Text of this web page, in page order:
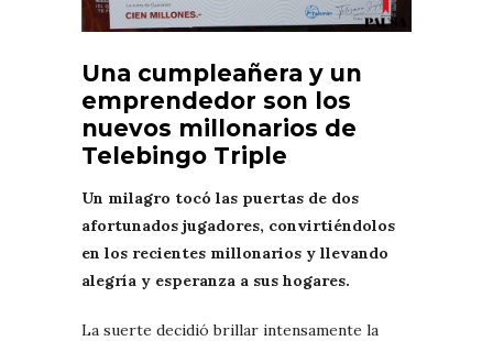
Una cumpleañera y un
emprendedor son los
nuevos millonarios de
Telebingo Triple
Un milagro tocó las puertas de dos
afortunados jugadores, convirtiéndolos
en los recientes millonarios y llevando
alegría y esperanza a sus hogares.
La suerte decidió brillar intensamente la